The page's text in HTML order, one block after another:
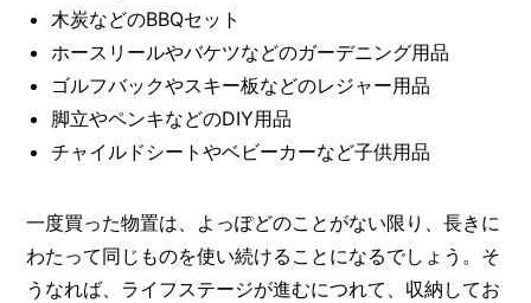
木炭などのBBQセット
ホースリールやバケツなどのガーデニング用品
ゴルフバックやスキー板などのレジャー用品
脚立やペンキなどのDIY用品
チャイルドシートやベビーカーなど子供用品
一度買った物置は、よっぽどのことがない限り、長きに
わたって同じものを使い続けることになるでしょう。そ
うなれば、ライフステージが進むにつれて、収納してお